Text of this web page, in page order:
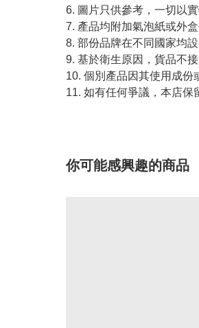
6. 圖片只供參考，一切以實
7. 產品均附加氣泡紙或外
8. 部份品牌在不同國家均
9. 基於衛生原因，貨品不接
10. 個別產品因其使用成份
11. 如有任何爭議，本店保
你可能感興趣的商品